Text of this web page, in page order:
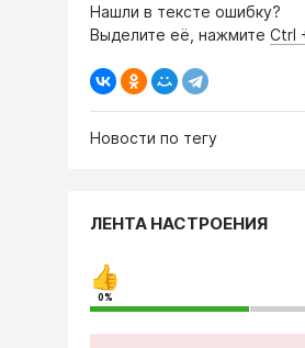
Нашли в тексте ошибку?
Выделите её, нажмите Ctrl
Новости по тегу
ЛЕНТА НАСТРОЕНИЯ
0%